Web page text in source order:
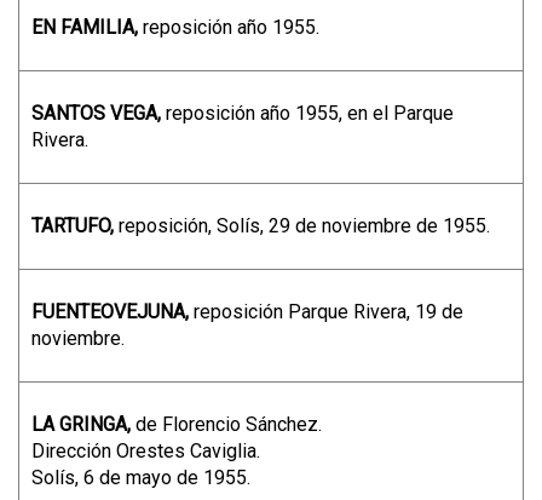
EN FAMILIA, reposición año 1955.
SANTOS VEGA, reposición año 1955, en el Parque
Rivera.
TARTUFO, reposición, Solís, 29 de noviembre de 1955.
FUENTEOVEJUNA, reposición Parque Rivera, 19 de
noviembre.
LA GRINGA, de Florencio Sánchez.
Dirección Orestes Caviglia.
Solís, 6 de mayo de 1955.